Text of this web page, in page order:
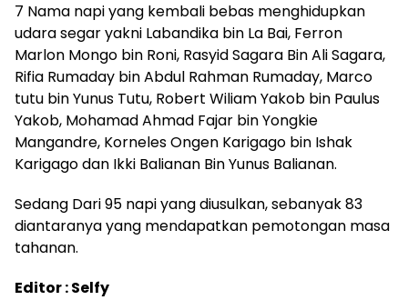
7 Nama napi yang kembali bebas menghidupkan
udara segar yakni Labandika bin La Bai, Ferron
Marlon Mongo bin Roni, Rasyid Sagara Bin Ali Sagara,
Rifia Rumaday bin Abdul Rahman Rumaday, Marco
tutu bin Yunus Tutu, Robert Wiliam Yakob bin Paulus
Yakob, Mohamad Ahmad Fajar bin Yongkie
Mangandre, Korneles Ongen Karigago bin Ishak
Karigago dan Ikki Balianan Bin Yunus Balianan.
Sedang Dari 95 napi yang diusulkan, sebanyak 83
diantaranya yang mendapatkan pemotongan masa
tahanan.
Editor : Selfy